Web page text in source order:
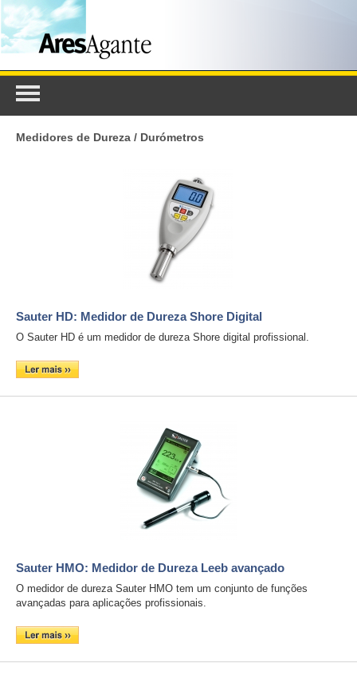
Medidores de Dureza / Durómetros
Sauter HD: Medidor de Dureza Shore Digital
O Sauter HD é um medidor de dureza Shore digital profissional.
Sauter HMO: Medidor de Dureza Leeb avançado
O medidor de dureza Sauter HMO tem um conjunto de funções
avançadas para aplicações profissionais.